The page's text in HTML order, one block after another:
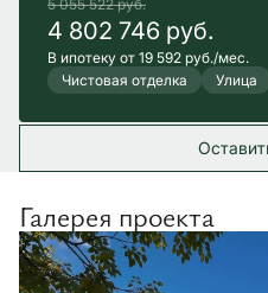
5 055 522руб.
4 802 746 руб.
В ипотеку от 19 592 руб./мес.
Чистовая отделка
Улица
Галерея проекта